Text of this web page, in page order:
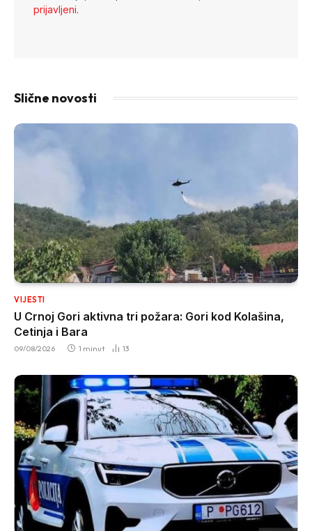
prijavljeni.
Slične novosti
VIJESTI
U Crnoj Gori aktivna tri požara: Gori kod Kolašina,
Cetinja i Bara
09/08/2026 1 minut 13